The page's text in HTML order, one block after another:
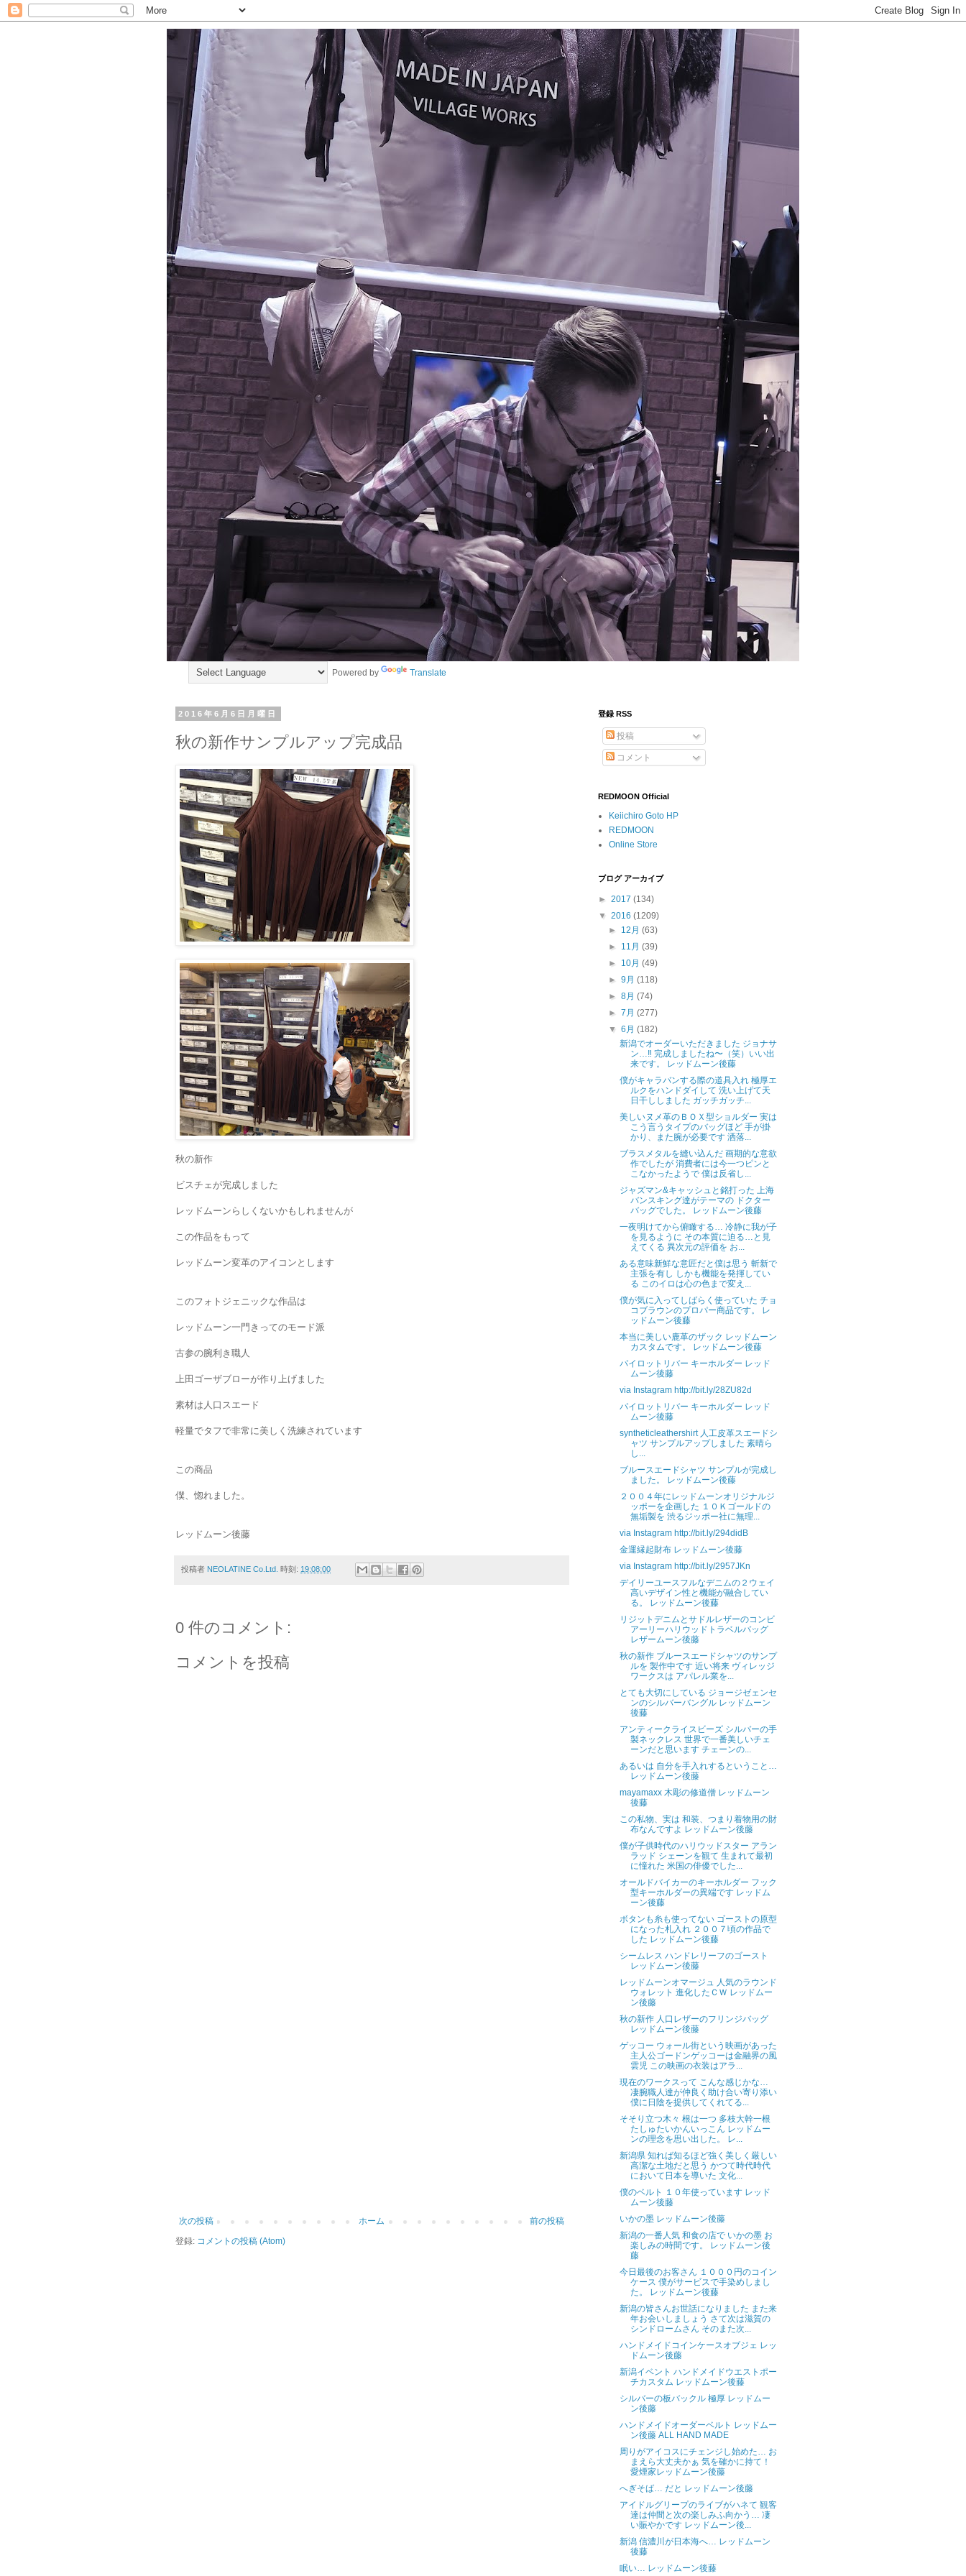
Powered by Translate
2016年6月6日月曜日
秋の新作サンプルアップ完成品
秋の新作
ビスチェが完成しました
レッドムーンらしくないかもしれませんが
この作品をもって
レッドムーン変革のアイコンとします
このフォトジェニックな作品は
レッドムーン一門きってのモード派
古参の腕利き職人
上田ゴーザブローが作り上げました
素材は人口スエード
軽量でタフで非常に美しく洗練されています
この商品
僕、惚れました。
レッドムーン後藤
投稿者 NEOLATINE Co.Ltd. 時刻: 19:08:00
0 件のコメント:
コメントを投稿
次の投稿 前の投稿
ホーム
登録: コメントの投稿 (Atom)
登録 RSS
投稿
コメント
REDMOON Official
Keiichiro Goto HP
REDMOON
Online Store
ブログ アーカイブ
► 2017 (134)
▼ 2016 (1209)
► 12月(63)
► 11月(39)
► 10月(49)
►9月(118)
►8月(74)
►7月(277)
▼6月(182)
新潟でオーダーいただきました ジョナサ
ン…‼︎ 完成しましたね〜（笑）いい出
来です。 レッドムーン後藤
僕がキャラバンする際の道具入れ 極厚エ
ルクをハンドダイして 洗い上げて天
日干ししました ガッチガッチ...
美しいヌメ革のＢＯＸ型ショルダー 実は
こう言うタイプのバッグほど 手が掛
かり、また腕が必要です 洒落...
ブラスメタルを縫い込んだ 画期的な意欲
作でしたが 消費者には今一つピンと
こなかったようで 僕は反省し...
ジャズマン&キャッシュと銘打った 上海
バンスキング達がテーマの ドクター
バッグでした。 レッドムーン後藤
一夜明けてから俯瞰する… 冷静に我が子
を見るように その本質に迫る…と見
えてくる 異次元の評価を お...
ある意味新鮮な意匠だと僕は思う 斬新で
主張を有し しかも機能を発揮してい
る このイロは心の色まで変え...
僕が気に入ってしばらく使っていた チョ
コブラウンのプロパー商品です。 レ
ッドムーン後藤
本当に美しい鹿革のザック レッドムーン
カスタムです。 レッドムーン後藤
パイロットリバー キーホルダー レッド
ムーン後藤
via Instagram http://bit.ly/28ZU82d
パイロットリバー キーホルダー レッド
ムーン後藤
syntheticleathershirt 人工皮革スエードシ
ャツ サンプルアップしました 素晴ら
し...
ブルースエードシャツ サンプルが完成し
ました。 レッドムーン後藤
２００４年にレッドムーンオリジナルジ
ッポーを企画した １０Ｋゴールドの
無垢製を 渋るジッポー社に無理...
via Instagram http://bit.ly/294didB
金運縁起財布 レッドムーン後藤
via Instagram http://bit.ly/2957JKn
デイリーユースフルなデニムの２ウェイ
高いデザイン性と機能が融合してい
る。 レッドムーン後藤
リジットデニムとサドルレザーのコンビ
アーリーハリウッドトラベルバッグ
レザームーン後藤
秋の新作 ブルースエードシャツのサンプ
ルを 製作中です 近い将来 ヴィレッジ
ワークスは アパレル業を...
とても大切にしている ジョージゼェンセ
ンのシルバーバングル レッドムーン
後藤
アンティークライスビーズ シルバーの手
製ネックレス 世界で一番美しいチェ
ーンだと思います チェーンの...
あるいは 自分を手入れするということ…
レッドムーン後藤
mayamaxx 木彫の修道僧 レッドムーン
後藤
この私物、実は 和装、つまり着物用の財
布なんですよ レッドムーン後藤
僕が子供時代のハリウッドスター アラン
ラッド シェーンを観て 生まれて最初
に憧れた 米国の俳優でした...
オールドバイカーのキーホルダー フック
型キーホルダーの異端です レッドム
ーン後藤
ボタンも糸も使ってない ゴーストの原型
になった札入れ ２００７頃の作品で
した レッドムーン後藤
シームレス ハンドレリーフのゴースト
レッドムーン後藤
レッドムーンオマージュ 人気のラウンド
ウォレット 進化したＣＷ レッドムー
ン後藤
秋の新作 人口レザーのフリンジバッグ
レッドムーン後藤
ゲッコー ウォール街という映画があった
主人公ゴードンゲッコーは金融界の風
雲児 この映画の衣装はアラ...
現在のワークスって こんな感じかな…
凄腕職人達が仲良く助け合い寄り添い
僕に日陰を提供してくれてる...
そそり立つ木々 根は一つ 多枝大幹一根
たしゅたいかんいっこん レッドムー
ンの理念を思い出した。 レ...
新潟県 知れば知るほど強く美しく厳しい
高潔な土地だと思う かつて時代時代
において日本を導いた 文化...
僕のベルト １０年使っています レッド
ムーン後藤
いかの墨 レッドムーン後藤
新潟の一番人気 和食の店で いかの墨 お
楽しみの時間です。 レッドムーン後
藤
今日最後のお客さん １０００円のコイン
ケース 僕がサービスで手染めしまし
た。 レッドムーン後藤
新潟の皆さんお世話になりました また来
年お会いしましょう さて次は滋賀の
シンドロームさん そのまた次...
ハンドメイドコインケースオブジェ レッ
ドムーン後藤
新潟イベント ハンドメイドウエストポー
チカスタム レッドムーン後藤
シルバーの板バックル 極厚 レッドムー
ン後藤
ハンドメイドオーダーベルト レッドムー
ン後藤 ALL HAND MADE
周りがアイコスにチェンジし始めた… お
まえら大丈夫かぁ 気を確かに持て！
愛煙家レッドムーン後藤
へぎそば… だと レッドムーン後藤
アイドルグリープのライブがハネて 観客
達は仲間と次の楽しみふ向かう… 凄
い賑やかです レッドムーン後...
新潟 信濃川が日本海へ… レッドムーン
後藤
眠い… レッドムーン後藤